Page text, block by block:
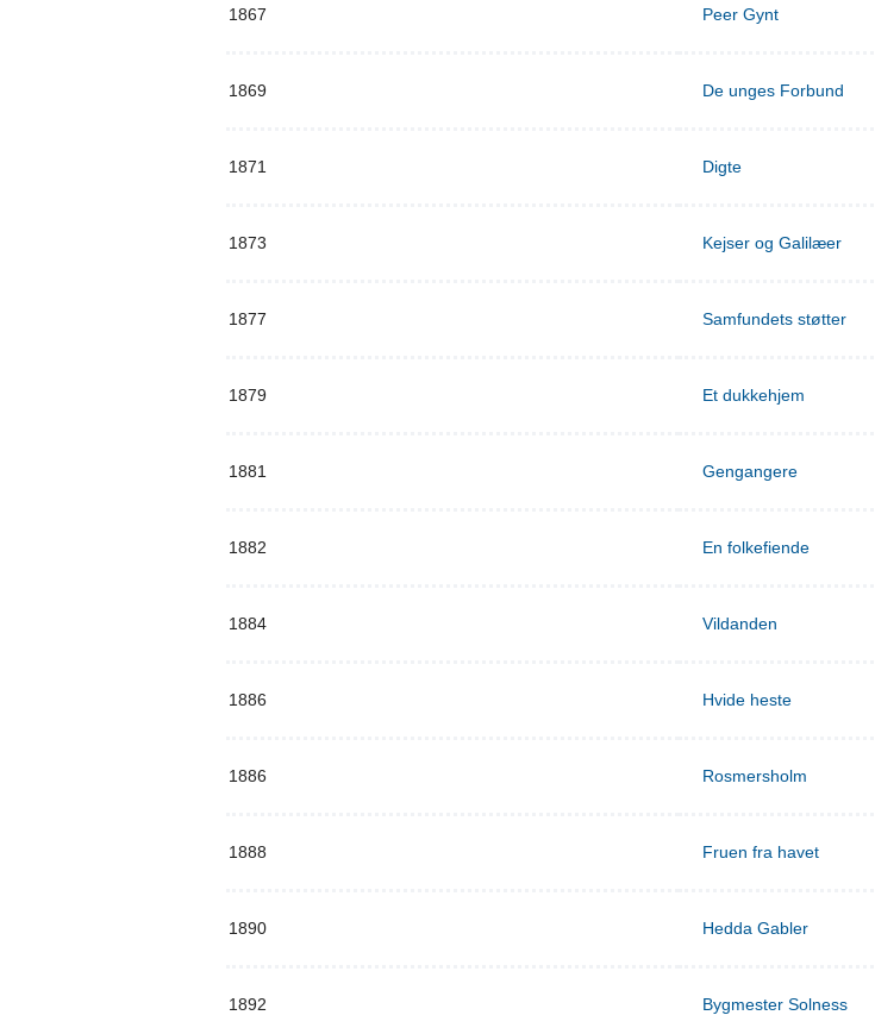
1867 Peer Gynt
1869 De unges Forbund
1871 Digte
1873 Kejser og Galilæer
1877 Samfundets støtter
1879 Et dukkehjem
1881 Gengangere
1882 En folkefiende
1884 Vildanden
1886 Hvide heste
1886 Rosmersholm
1888 Fruen fra havet
1890 Hedda Gabler
1892 Bygmester Solness